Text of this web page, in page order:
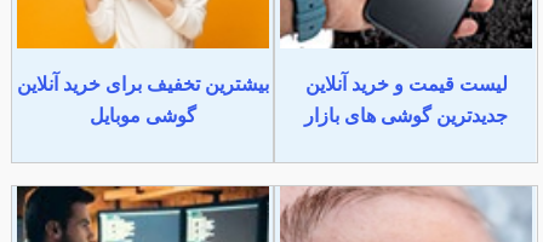
لیست قیمت و خرید آنلاین
جدیدترین گوشی های بازار
بیشترین تخفیف برای خرید آنلاین
گوشی موبایل